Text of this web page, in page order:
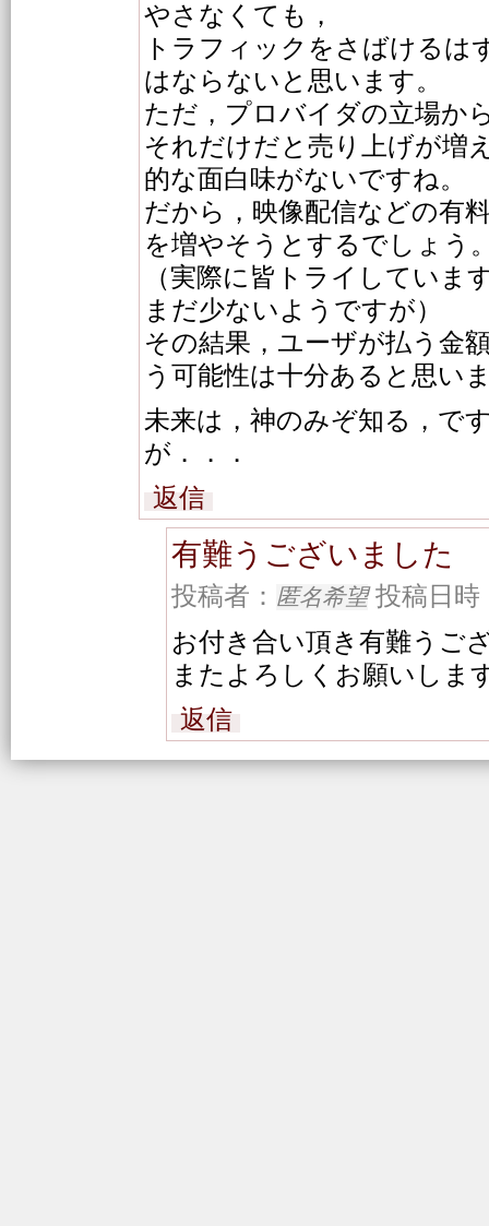
やさなくても，
トラフィックをさばけるは
はならないと思います。
ただ，プロバイダの立場か
それだけだと売り上げが増
的な面白味がないですね。
だから，映像配信などの有
を増やそうとするでしょう
（実際に皆トライしていま
まだ少ないようですが）
その結果，ユーザが払う金
う可能性は十分あると思い
未来は，神のみぞ知る，で
が．．．
返信
有難うございました
投稿者： 匿名希望投稿日時
お付き合い頂き有難うご
またよろしくお願いしま
返信